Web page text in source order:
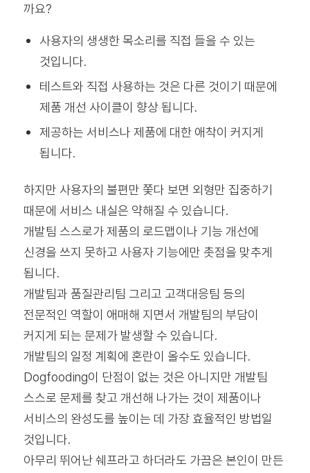
까요?
사용자의 생생한 목소리를 직접 들을 수 있는
것입니다.
테스트와 직접 사용하는 것은 다른 것이기 때문에
제품 개선 사이클이 향상 됩니다.
제공하는 서비스나 제품에 대한 애착이 커지게
됩니다.
하지만 사용자의 불편만 쫓다 보면 외형만 집중하기
때문에 서비스 내실은 약해질 수 있습니다.
개발팀 스스로가 제품의 로드맵이나 기능 개선에
신경을 쓰지 못하고 사용자 기능에만 촛점을 맞추게
됩니다.
개발팀과 품질관리팀 그리고 고객대응팀 등의
전문적인 역할이 애매해 지면서 개발팀의 부담이
커지게 되는 문제가 발생할 수 있습니다.
개발팀의 일정 계획에 혼란이 올수도 있습니다.
Dogfooding이 단점이 없는 것은 아니지만 개발팀
스스로 문제를 찾고 개선해 나가는 것이 제품이나
서비스의 완성도를 높이는 데 가장 효율적인 방법일
것입니다.
아무리 뛰어난 쉐프라고 하더라도 가끔은 본인이 만든